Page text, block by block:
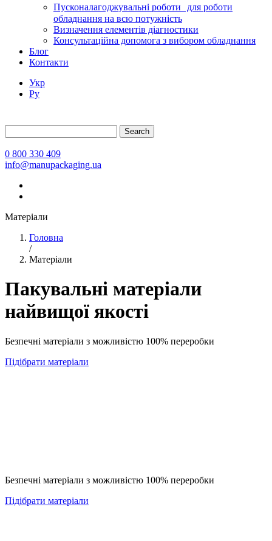
Пусконалагоджувальні роботи для роботи
обладнання на всю потужність
Визначення елементів діагностики
Консультаційна допомога з вибором обладнання
Блог
Контакти
Укр
Ру
Search
0 800 330 409
info@manupackaging.ua
Матеріали
Головна
/
Матеріали
Пакувальні матеріали
найвищої якості
Безпечні матеріали з можливістю 100% переробки
Підібрати матеріали
Безпечні матеріали з можливістю 100% переробки
Підібрати матеріали